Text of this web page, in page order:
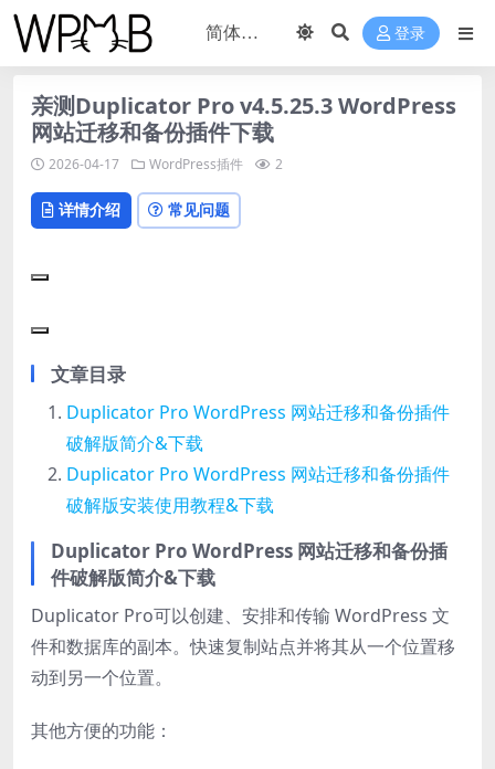
登录
亲测Duplicator Pro v4.5.25.3 WordPress
网站迁移和备份插件下载
2026-04-17 WordPress插件 2
详情介绍 常见问题
文章目录
Duplicator Pro WordPress 网站迁移和备份插件
破解版简介&下载
Duplicator Pro WordPress 网站迁移和备份插件
破解版安装使用教程&下载
Duplicator Pro WordPress 网站迁移和备份插
件破解版简介&下载
Duplicator Pro可以创建、安排和传输 WordPress 文
件和数据库的副本。快速复制站点并将其从一个位置移
动到另一个位置。
其他方便的功能：